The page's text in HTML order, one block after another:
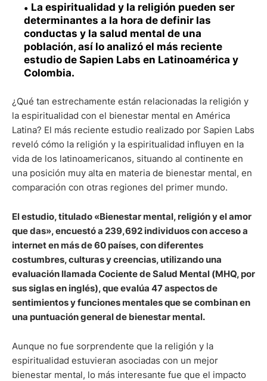
La espiritualidad y la religión pueden ser
determinantes a la hora de definir las
conductas y la salud mental de una
población, así lo analizó el más reciente
estudio de Sapien Labs en Latinoamérica y
Colombia.
¿Qué tan estrechamente están relacionadas la religión y
la espiritualidad con el bienestar mental en América
Latina? El más reciente estudio realizado por Sapien Labs
reveló cómo la religión y la espiritualidad influyen en la
vida de los latinoamericanos, situando al continente en
una posición muy alta en materia de bienestar mental, en
comparación con otras regiones del primer mundo.
El estudio, titulado «Bienestar mental, religión y el amor
que das», encuestó a 239,692 individuos con acceso a
internet en más de 60 países, con diferentes
costumbres, culturas y creencias, utilizando una
evaluación llamada Cociente de Salud Mental (MHQ, por
sus siglas en inglés), que evalúa 47 aspectos de
sentimientos y funciones mentales que se combinan en
una puntuación general de bienestar mental.
Aunque no fue sorprendente que la religión y la
espiritualidad estuvieran asociadas con un mejor
bienestar mental, lo más interesante fue que el impacto